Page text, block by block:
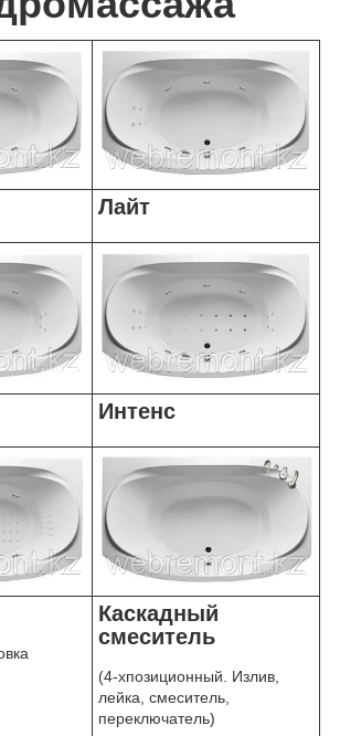
Лайт
Интенс
Каскадный
смеситель
(4-хпозиционный. Излив,
лейка, смеситель,
переключатель)